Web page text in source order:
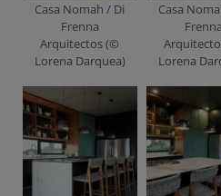
Casa Nomah / Di
Frenna
Arquitectos (©
Lorena Darquea)
Casa
Frenna
Lorena